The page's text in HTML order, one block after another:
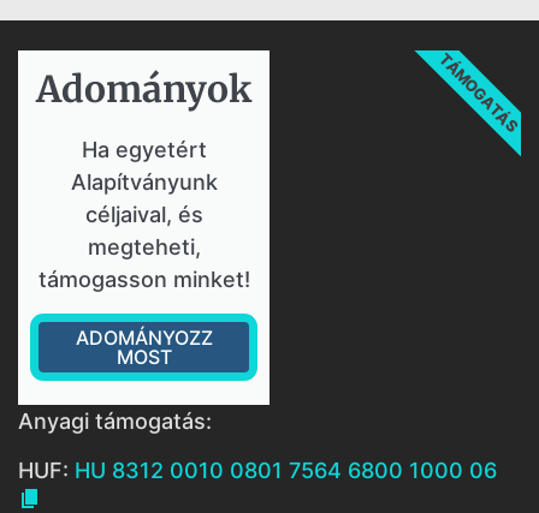
Adományok​
Ha egyetért
Alapítványunk
céljaival, és
megteheti,
támogasson minket!
ADOMÁNYOZZ
MOST
TÁMOGATÁS
Anyagi támogatás:
HUF: HU 8312 0010 0801 7564 6800 1000 06
